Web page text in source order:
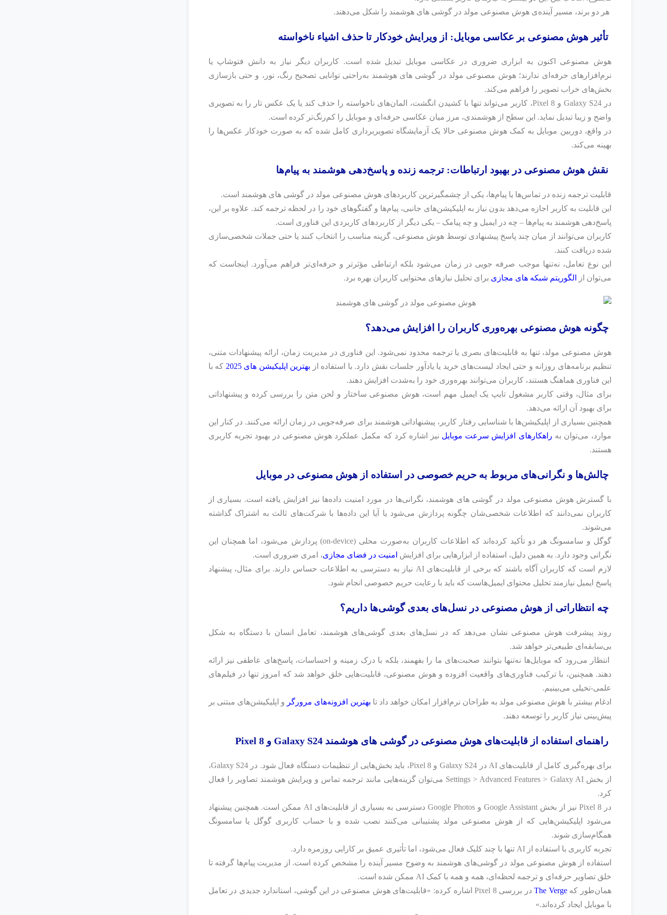
هر دو برند، مسیر آینده‌ی هوش مصنوعی مولد در گوشی‌ های هوشمند را شکل می‌دهند.
تأثیر هوش مصنوعی بر عکاسی موبایل: از ویرایش خودکار تا حذف اشیاء ناخواسته
هوش مصنوعی اکنون به ابزاری ضروری در عکاسی موبایل تبدیل شده است. کاربران دیگر نیاز به دانش فتوشاپ یا
نرم‌افزارهای حرفه‌ای ندارند؛ هوش مصنوعی مولد در گوشی‌ های هوشمند به‌راحتی توانایی تصحیح رنگ، نور، و حتی بازسازی
بخش‌های خراب تصویر را فراهم می‌کند.
در Galaxy S24 و Pixel 8، کاربر می‌تواند تنها با کشیدن انگشت، المان‌های ناخواسته را حذف کند یا یک عکس تار را به تصویری
واضح و زیبا تبدیل نماید. این سطح از هوشمندی، مرز میان عکاسی حرفه‌ای و موبایل را کم‌رنگ‌تر کرده است.
در واقع، دوربین موبایل به کمک هوش مصنوعی حالا یک آزمایشگاه تصویربرداری کامل شده که به صورت خودکار عکس‌ها را
بهینه می‌کند.
نقش هوش مصنوعی در بهبود ارتباطات: ترجمه زنده و پاسخ‌دهی هوشمند به پیام‌ها
قابلیت ترجمه زنده در تماس‌ها یا پیام‌ها، یکی از چشمگیرترین کاربردهای هوش مصنوعی مولد در گوشی‌ های هوشمند است.
این قابلیت به کاربر اجازه می‌دهد بدون نیاز به اپلیکیشن‌های جانبی، پیام‌ها و گفتگوهای خود را در لحظه ترجمه کند. علاوه بر این،
پاسخ‌دهی هوشمند به پیام‌ها – چه در ایمیل و چه پیامک – یکی دیگر از کاربردهای کاربردی این فناوری است.
کاربران می‌توانند از میان چند پاسخ پیشنهادی توسط هوش مصنوعی، گزینه مناسب را انتخاب کنند یا حتی جملات شخصی‌سازی‌
شده دریافت کنند.
این نوع تعامل، نه‌تنها موجب صرفه‌ جویی در زمان می‌شود بلکه ارتباطی مؤثرتر و حرفه‌ای‌تر فراهم می‌آورد. اینجاست که
می‌توان از
الگوریتم شبکه های مجازی برای تحلیل نیازهای محتوایی کاربران بهره برد.
چگونه هوش مصنوعی بهره‌وری کاربران را افزایش می‌دهد؟
هوش مصنوعی مولد، تنها به قابلیت‌های بصری یا ترجمه محدود نمی‌شود. این فناوری در مدیریت زمان، ارائه پیشنهادات متنی،
تنظیم برنامه‌های روزانه و حتی ایجاد لیست‌های خرید یا یادآور جلسات نقش دارد. با استفاده از بهترین اپلیکیشن های 2025
که با
این فناوری هماهنگ هستند، کاربران می‌توانند بهره‌وری خود را به‌شدت افزایش دهند.
برای مثال، وقتی کاربر مشغول تایپ یک ایمیل مهم است، هوش مصنوعی ساختار و لحن متن را بررسی کرده و پیشنهاداتی
برای بهبود آن ارائه می‌دهد.
همچنین بسیاری از اپلیکیشن‌ها با شناسایی رفتار کاربر، پیشنهاداتی هوشمند برای صرفه‌جویی در زمان ارائه می‌کنند. در کنار این
موارد، می‌توان به راهکارهای افزایش سرعت موبایل نیز اشاره کرد که مکمل عملکرد هوش مصنوعی در بهبود تجربه کاربری
هستند.
چالش‌ها و نگرانی‌های مربوط به حریم خصوصی در استفاده از هوش مصنوعی در موبایل
با گسترش هوش مصنوعی مولد در گوشی‌ های هوشمند، نگرانی‌ها در مورد امنیت داده‌ها نیز افزایش یافته است. بسیاری از
کاربران نمی‌دانند که اطلاعات شخصی‌شان چگونه پردازش می‌شود یا آیا این داده‌ها با شرکت‌های ثالث به اشتراک گذاشته
می‌شوند.
گوگل و سامسونگ هر دو تأکید کرده‌اند که اطلاعات کاربران به‌صورت محلی (on-device) پردازش می‌شود، اما همچنان این
نگرانی وجود دارد. به همین دلیل، استفاده از ابزارهایی برای افزایش امنیت در فضای مجازی، امری ضروری است.
لازم است که کاربران آگاه باشند که برخی از قابلیت‌های AI نیاز به دسترسی به اطلاعات حساس دارند. برای مثال، پیشنهاد
پاسخ ایمیل نیازمند تحلیل محتوای ایمیل‌هاست که باید با رعایت حریم خصوصی انجام شود.
چه انتظاراتی از هوش مصنوعی در نسل‌های بعدی گوشی‌ها داریم؟
روند پیشرفت هوش مصنوعی نشان می‌دهد که در نسل‌های بعدی گوشی‌های هوشمند، تعامل انسان با دستگاه به شکل
بی‌سابقه‌ای طبیعی‌تر خواهد شد.
انتظار می‌رود که موبایل‌ها نه‌تنها بتوانند صحبت‌های ما را بفهمند، بلکه با درک زمینه و احساسات، پاسخ‌های عاطفی نیز ارائه
دهند. همچنین، با ترکیب فناوری‌های واقعیت افزوده و هوش مصنوعی، قابلیت‌هایی خلق خواهد شد که امروز تنها در فیلم‌های
علمی-تخیلی می‌بینیم.
ادغام بیشتر با هوش مصنوعی مولد به طراحان نرم‌افزار امکان خواهد داد تا بهترین افزونه‌های مرورگر و اپلیکیشن‌های مبتنی بر
پیش‌بینی نیاز کاربر را توسعه دهند.
راهنمای استفاده از قابلیت‌های هوش مصنوعی در گوشی های هوشمند Galaxy S24 و Pixel 8
برای بهره‌گیری کامل از قابلیت‌های AI در Galaxy S24 و Pixel 8، باید بخش‌هایی از تنظیمات دستگاه فعال شود. در Galaxy S24،
از بخش Settings > Advanced Features > Galaxy AI می‌توان گزینه‌هایی مانند ترجمه تماس و ویرایش هوشمند تصاویر را فعال
کرد.
در Pixel 8 نیز از بخش Google Assistant و Google Photos دسترسی به بسیاری از قابلیت‌های AI ممکن است. همچنین پیشنهاد
می‌شود اپلیکیشن‌هایی که از هوش مصنوعی مولد پشتیبانی می‌کنند نصب شده و با حساب کاربری گوگل یا سامسونگ
همگام‌سازی شوند.
تجربه کاربری با استفاده از AI تنها با چند کلیک فعال می‌شود، اما تأثیری عمیق بر کارایی روزمره دارد.
استفاده از هوش مصنوعی مولد در گوشی‌های هوشمند به‌ وضوح مسیر آینده را مشخص کرده است. از مدیریت پیام‌ها گرفته تا
خلق تصاویر حرفه‌ای و ترجمه لحظه‌ای، همه و همه با کمک AI ممکن شده است.
همان‌طور کهThe Verge
در بررسی Pixel 8 اشاره کرده: «قابلیت‌های هوش مصنوعی در این گوشی، استاندارد جدیدی در تعامل
با موبایل ایجاد کرده‌اند.»